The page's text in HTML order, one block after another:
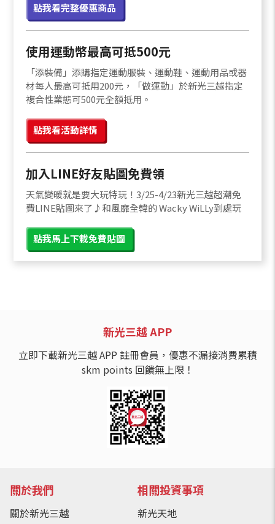
點我看完整優惠商品
使用運動幣最高可抵500元
「添裝備」添購指定運動服裝、運動鞋、運動用品或器
材每人最高可抵用200元，「做運動」於新光三越指定
複合性業態可500元全額抵用。
點我看活動詳情
加入LINE好友貼圖免費領
天氣變暖就是要大玩特玩！3/25-4/23新光三越超潮免
費LINE貼圖來了♪和風靡全韓的 Wacky WiLLy到處玩
點我馬上下載免費貼圖
新光三越 APP
立即下載新光三越 APP 註冊會員，優惠不漏接消費累積
skm points 回饋無上限！
關於我們
關於新光三越
相關投資事項
新光天地